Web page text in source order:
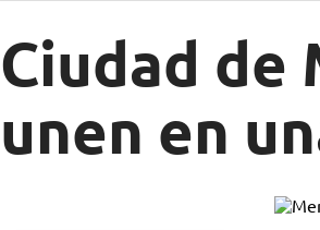
Ciudad de
unen en